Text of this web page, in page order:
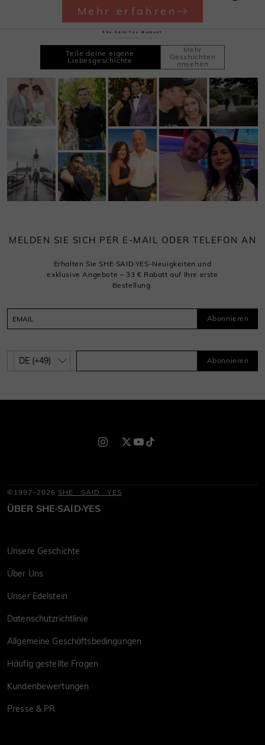
Mehr erfahren
She·Said·Yes Moment
Teile deine eigene
Liebesgeschichte
Mehr
Geschichten
ansehen
MELDEN SIE SICH PER E-MAIL ODER TELEFON AN
Erhalten Sie SHE·SAID·YES-Neuigkeiten und
exklusive Angebote – 33 € Rabatt auf Ihre erste
Bestellung.
Abonnieren
Abonnieren
©1997-2026 SHE · SAID · YES
ÜBER SHE·SAID·YES
Unsere Geschichte
Über Uns
Unser Edelstein
Datenschutzrichtlinie
Allgemeine Geschäftsbedingungen
Häufig gestellte Fragen
Kundenbewertungen
Presse & PR